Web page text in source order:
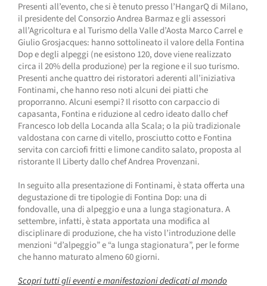
Presenti all’evento, che si è tenuto presso l’HangarQ di Milano,
il presidente del Consorzio Andrea Barmaz e gli assessori
all’Agricoltura e al Turismo della Valle d’Aosta Marco Carrel e
Giulio Grosjacques: hanno sottolineato il valore della Fontina
Dop e degli alpeggi (ne esistono 120, dove viene realizzato
circa il 20% della produzione) per la regione e il suo turismo.
Presenti anche quattro dei ristoratori aderenti all’iniziativa
Fontinami, che hanno reso noti alcuni dei piatti che
proporranno. Alcuni esempi? Il risotto con carpaccio di
capasanta, Fontina e riduzione al cedro ideato dallo chef
Francesco Iob della Locanda alla Scala; o la più tradizionale
valdostana con carne di vitello, prosciutto cotto e Fontina
servita con carciofi fritti e limone candito salato, proposta al
ristorante Il Liberty dallo chef Andrea Provenzani.
In seguito alla presentazione di Fontinami, è stata offerta una
degustazione di tre tipologie di Fontina Dop: una di
fondovalle, una di alpeggio e una a lunga stagionatura. A
settembre, infatti, è stata apportata una modifica al
disciplinare di produzione, che ha visto l’introduzione delle
menzioni “d’alpeggio” e “a lunga stagionatura”, per le forme
che hanno maturato almeno 60 giorni.
Scopri tutti gli eventi e manifestazioni dedicati al mondo